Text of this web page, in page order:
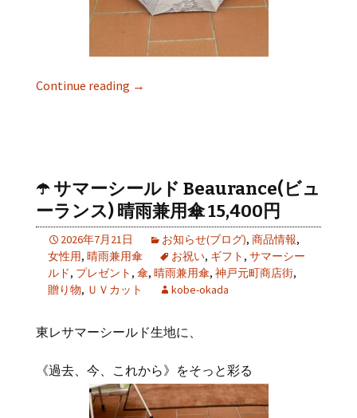
Continue reading →
☂️ サマーシールド Beaurance(ビュ
ーランス) 晴雨兼用傘 15,400円
2026年7月21日 お知らせ(ブログ), 商品情報,
女性用, 晴雨兼用傘 お祝い, ギフト , サマーシー
ルド, プレゼント , 傘, 晴雨兼用傘, 神戸元町商店街,
贈り物, ＵＶカット kobe-okada
東レサマーシールド生地に、
《過去、今、これから》をそっと彩る